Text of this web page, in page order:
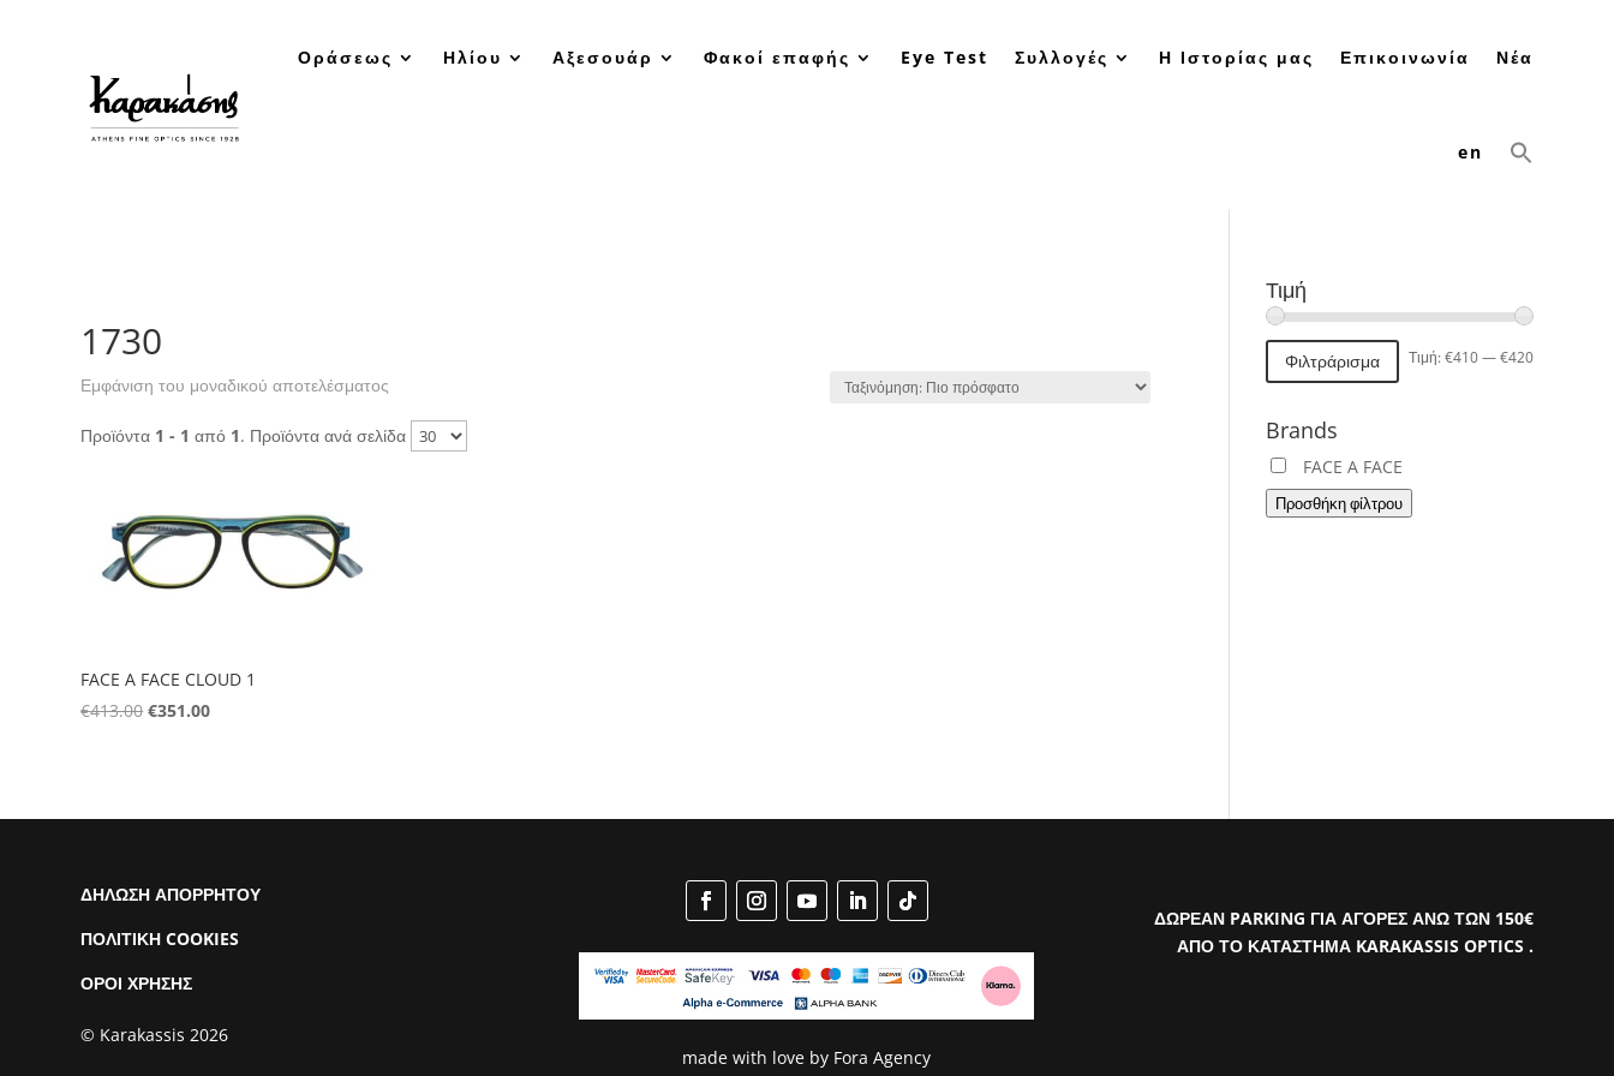
Οράσεως Ηλίου Αξεσουάρ Φακοί επαφής Eye Test Συλλογές Η Ιστορίας μας Επικοινωνία Νέα
en
1730
Εμφάνιση του μοναδικού αποτελέσματος
Προϊόντα 1 - 1 από 1. Προϊόντα ανά σελίδα
FACE A FACE CLOUD 1
€413.00 Original
€351.00Η
€351.00.
Τιμή
Ελάχιστη
Μέγιστη
Φιλτράρισμα Τιμή:€410—€420
Brands
FACE A FACE
Προσθήκη φίλτρου
ΔΗΛΩΣΗ ΑΠΟΡΡΗΤΟΥ
ΠΟΛΙΤΙΚΗ COOKIES
ΟΡΟΙ ΧΡΗΣΗΣ
© Karakassis 2026
made with love by Fora Agency
ΔΩΡΕΑΝ PARKING ΓΙΑ ΑΓΟΡΕΣ ΑΝΩ ΤΩΝ 150€
ΑΠΟ ΤΟ ΚΑΤΑΣΤΗΜΑ KARAKASSIS OPTICS .